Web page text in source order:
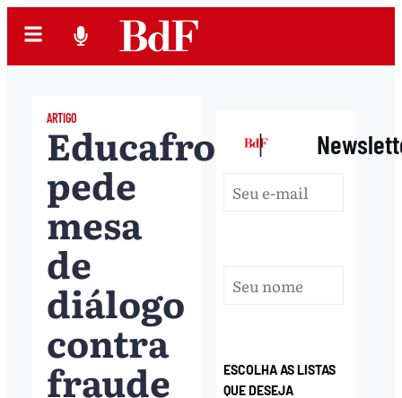
ARTIGO
Educafro
pede
mesa
de
diálogo
contra
fraude
|
ESCOLHA AS LISTAS
QUE DESEJA